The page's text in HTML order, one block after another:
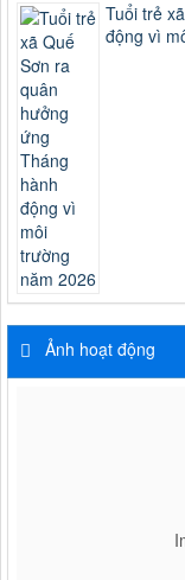
Tuổi trẻ
động vì
Ảnh hoạt động